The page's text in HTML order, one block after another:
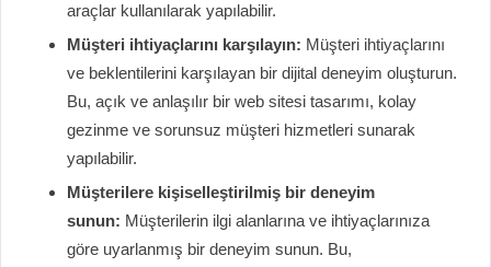
araçlar kullanılarak yapılabilir.
Müşteri ihtiyaçlarını karşılayın: Müşteri ihtiyaçlarını
ve beklentilerini karşılayan bir dijital deneyim oluşturun.
Bu, açık ve anlaşılır bir web sitesi tasarımı, kolay
gezinme ve sorunsuz müşteri hizmetleri sunarak
yapılabilir.
Müşterilere kişiselleştirilmiş bir deneyim
sunun: Müşterilerin ilgi alanlarına ve ihtiyaçlarınıza
göre uyarlanmış bir deneyim sunun. Bu,